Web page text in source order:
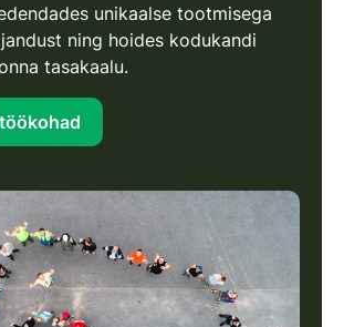
unikaalse tootmisega
ning hoides kodukandi
tasakaalu.